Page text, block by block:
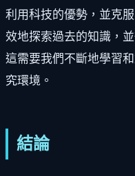
利用科技的優勢，並克
效地探索過去的知識，
這需要我們不斷地學習
究環境。
結論